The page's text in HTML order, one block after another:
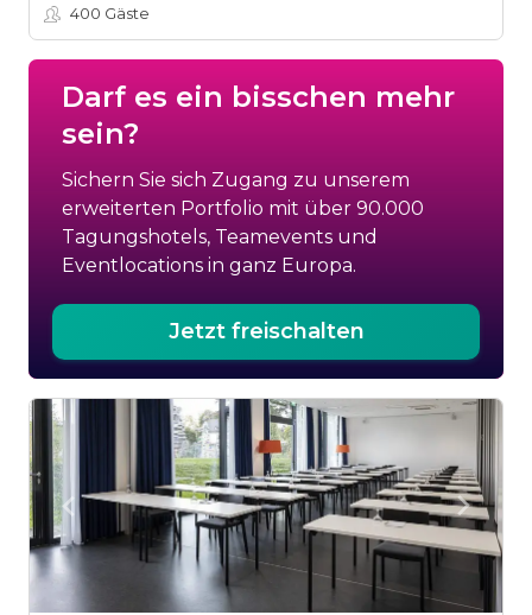
400 Gäste
Darf es ein bisschen mehr
sein?
Sichern Sie sich Zugang zu unserem
erweiterten Portfolio mit über 90.000
Tagungshotels, Teamevents und
Eventlocations in ganz Europa.
Jetzt freischalten